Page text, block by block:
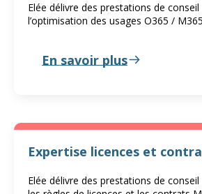
Elée délivre des prestations de conseil
l’optimisation des usages O365 / M365
En savoir plus
Expertise licences et
Elée délivre des prestations de conseil